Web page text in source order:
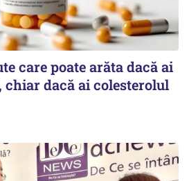
care poate arăta dacă ai
chiar dacă ai colesterolul